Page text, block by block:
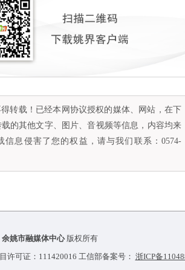
转载！已经本网协议授权的媒体、网站，在下
的其他文字、图片、音视频等信息，内容均来
息侵害了您的权益，请与我们联系：0574-
余姚市融媒体中心版权所有
许可证：111420016 工信部备案号： 浙ICP备